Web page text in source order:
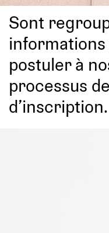
Sont
postuler à
processus
d’inscription.